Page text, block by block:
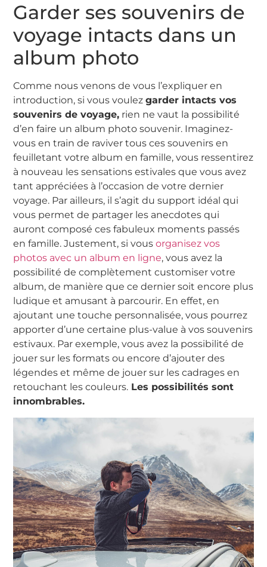
Garder ses souvenirs de
voyage intacts dans un
album photo
Comme nous venons de vous l’expliquer en
introduction, si vous voulezgarder intacts vos
souvenirs de voyage, rien ne vaut la possibilité
d’en faire un album photo souvenir. Imaginez-
vous en train de raviver tous ces souvenirs en
feuilletant votre album en famille, vous ressentirez
à nouveau les sensations estivales que vous avez
tant appréciées à l’occasion de votre dernier
voyage. Par ailleurs, il s’agit du support idéal qui
vous permet de partager les anecdotes qui
auront composé ces fabuleux moments passés
en famille. Justement, si vousorganisez vos
photos avec un album en ligne, vous avez la
possibilité de complètement customiser votre
album, de manière que ce dernier soit encore plus
ludique et amusant à parcourir. En effet, en
ajoutant une touche personnalisée, vous pourrez
apporter d’une certaine plus-value à vos souvenirs
estivaux. Par exemple, vous avez la possibilité de
jouer sur les formats ou encore d’ajouter des
légendes et même de jouer sur les cadrages en
retouchant les couleurs. Les possibilités sont
innombrables.